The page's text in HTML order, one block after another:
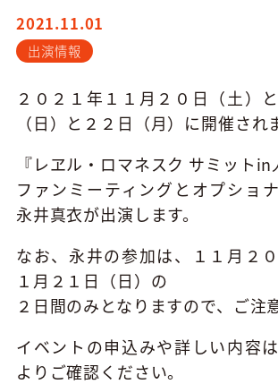
2021.11.01
出演情報
２０２１年１１月２０日（土）
（日）と２２日（月）に開催され
『レヱル・ロマネスク サミットin
ファンミーティングとオプショナ
永井真衣が出演します。
なお、永井の参加は、１１月２
１月２１日（日）の
２日間のみとなりますので、ご注
イベントの申込みや詳しい内容
よりご確認ください。